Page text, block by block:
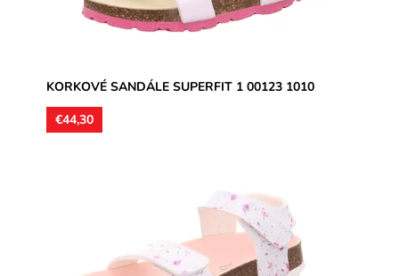
KORKOVÉ SANDÁLE SUPERFIT 1 00123 1010
€44,30
kožené s vytvarovanou pozdĺžnou a priečnou klembou.
Skladom
Superfit
Záruka:
2 roky